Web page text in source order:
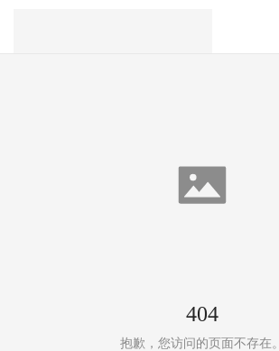
404
抱歉，您访问的页面不存在。